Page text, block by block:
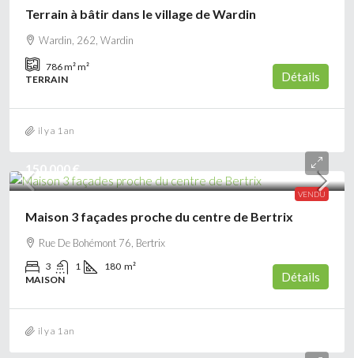
Terrain à bâtir dans le village de Wardin
Wardin, 262, Wardin
786 m²m²
TERRAIN
Détails
il y a 1 an
VENDU
150 000 €
Maison 3 façades proche du centre de Bertrix
Rue De Bohémont 76, Bertrix
3 1 180 m²
MAISON
Détails
il y a 1 an